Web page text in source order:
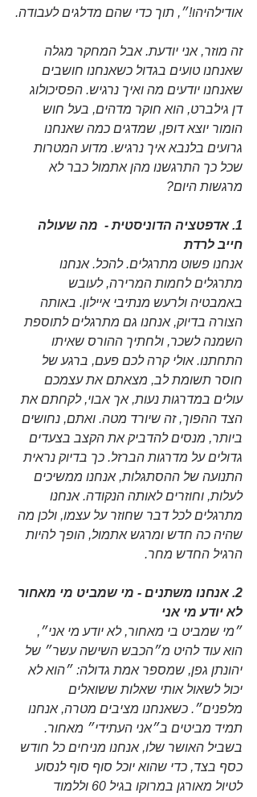
אודילהיהו!״, תוך כדי שהם מדלגים לעבודה.
זה מוזר, אני יודעת. אבל המחקר מגלה
שאנחנו טועים בגדול כשאנחנו חושבים
שאנחנו יודעים מה ואיך נרגיש. הפסיכולוג
דן גילברט, הוא חוקר מדהים, בעל חוש
הומור יוצא דופן, שמדגים כמה שאנחנו
גרועים בלנבא איך נרגיש. מדוע המטרות
שכל כך התרגשנו מהן אתמול כבר לא
מרגשות היום?
1. אדפטציה הדוניסטית -  מה שעולה
חייב לרדת
אנחנו פשוט מתרגלים. להכל. אנחנו
מתרגלים לחמות המרירה, לעובש
באמבטיה ולרעש מנתיבי איילון. באותה
הצורה בדיוק, אנחנו גם מתרגלים לתוספת
השמנה לשכר, ולחתיך ההורס שאיתו
התחתנו. אולי קרה לכם פעם, ברגע של
חוסר תשומת לב, מצאתם את עצמכם
עולים במדרגות נעות, אך אבוי, לקחתם את
הצד ההפוך, זה שיורד מטה. ואתם, נחושים
ביותר, מנסים להדביק את הקצב בצעדים
גדולים על מדרגות הברזל. כך בדיוק נראית
התנועה של ההסתגלות, אנחנו ממשיכים
לעלות, וחוזרים לאותה הנקודה. אנחנו
מתרגלים לכל דבר שחוזר על עצמו, ולכן מה
שהיה כה חדש ומרגש אתמול, הופך להיות
הרגיל החדש מחר.
2. אנחנו משתנים - מי שמביט מי מאחור
לא יודע מי אני
״מי שמביט בי מאחור, לא יודע מי אני״,
הוא עוד להיט מ״הכבש השישה עשר״ של
יהונתן גפן, שמספר אמת גדולה: ״הוא לא
יכול לשאול אותי שאלות ששואלים
מלפנים״. כשאנחנו מציבים מטרה, אנחנו
תמיד מביטים ב״אני העתידי״ מאחור.
בשביל האושר שלו, אנחנו מניחים כל חודש
כסף בצד, כדי שהוא יוכל סוף סוף לנסוע
לטיול מאורגן במרוקו בגיל 60 וללמוד